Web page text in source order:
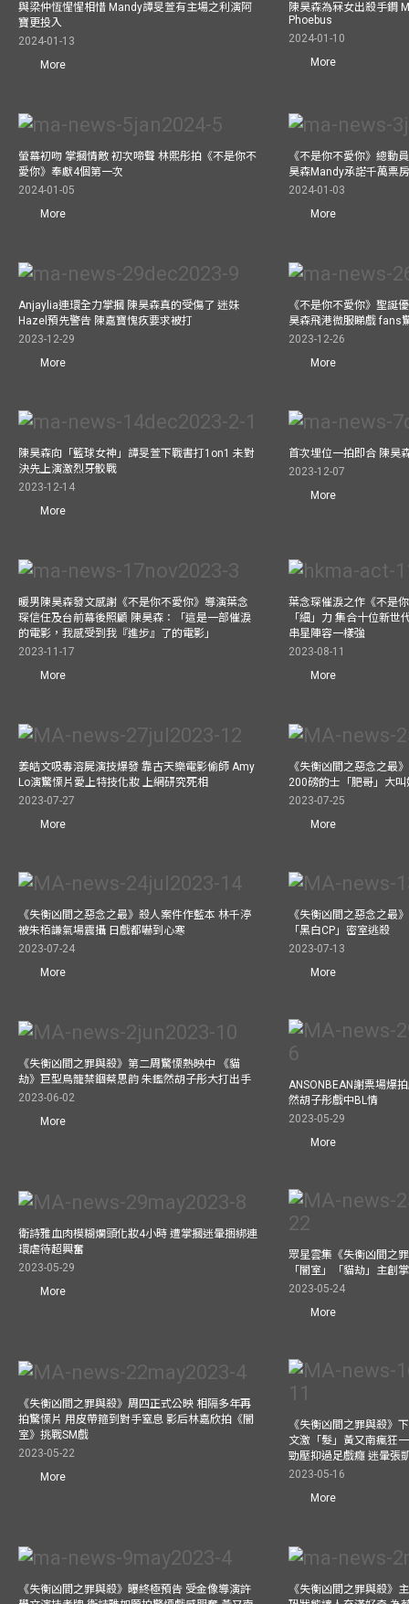
與梁仲恆惺惺相惜 Mandy譚旻萱有主場之利演阿
寶更投入
2024-01-13
More
陳昊森為冧女出殺手鐧
Phoebus
2024-01-10
More
螢幕初吻 掌摑情敵 初次啼聲 林熙彤拍《不是你不
愛你》奉獻4個第一次
2024-01-05
More
《不是你不愛你》總動
昊森Mandy承諾千萬票
2024-01-03
More
Anjaylia連環全力掌摑 陳昊森真的受傷了 迷妹
Hazel預先警告 陳嘉寶愧疚要求被打
2023-12-29
More
《不是你不愛你》聖誕
昊森飛港微服睇戲 fans
2023-12-26
More
陳昊森向「籃球女神」譚旻萱下戰書打1on1 未對
決先上演激烈牙骹戰
2023-12-14
More
首次埋位一拍即合 陳昊
2023-12-07
More
暖男陳昊森發文感謝《不是你不愛你》導演葉念
琛信任及台前幕後照顧 陳昊森：「這是一部催淚
的電影，我感受到我『進步』了的電影」
2023-11-17
More
葉念琛催淚之作《不是
「細」力 集合十位新
串星陣容一樣強
2023-08-11
More
姜皓文吸毒溶屍演技爆發 靠古天樂電影偷師 Amy
Lo演驚慄片愛上特技化妝 上網研究死相
2023-07-27
More
《失衡凶間之惡念之最
200磅的士「肥哥」大叫
2023-07-25
More
《失衡凶間之惡念之最》殺人案件作藍本 林千渟
被朱栢謙氣場震攝 日戲都嚇到心寒
2023-07-24
More
《失衡凶間之惡念之最
「黑白CP」密室逃殺
2023-07-13
More
《失衡凶間之罪與殺》第二周驚慄熱映中 《貓
劫》巨型鳥籠禁錮蔡思韵 朱鑑然胡子彤大打出手
2023-06-02
More
ANSONBEAN謝票場爆
然胡子彤戲中BL情
2023-05-29
More
衛詩雅血肉模糊爛頭化妝4小時 遭掌摑迷暈捆綁連
環虐待超興奮
2023-05-29
More
眾星雲集《失衡凶間之
「闇室」「貓劫」主創
2023-05-24
More
《失衡凶間之罪與殺》周四正式公映 相隔多年再
拍驚慄片 用皮帶箍到對手窒息 影后林嘉欣拍《闇
室》挑戰SM戲
2023-05-22
More
《失衡凶間之罪與殺》
文激「髮」黃又南瘋狂
勁壓抑過足戲癮 迷暈張
2023-05-16
More
《失衡凶間之罪與殺》曝終極預告 受金像導演許
《失衡凶間之罪與殺》